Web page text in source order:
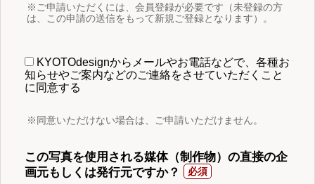
※ご申請いただくには、会員登録が必要です（未登録の方
は、この申請の送信をもって新規ご登録となります）。
KYOTOdesignからメールやお電話などで、各種お
知らせやご案内などのご連絡をさせていただくこと
に同意する
※同意いただけない場合は、ご申請いただけません。
この写真を使用される媒体（制作物）の直接の企
画元もしくは発行元ですか？